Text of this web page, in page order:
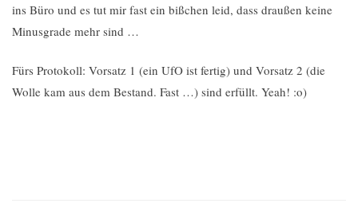
ins Büro und es tut mir fast ein bißchen leid, dass draußen keine
Minusgrade mehr sind …
Fürs Protokoll: Vorsatz 1 (ein UfO ist fertig) und Vorsatz 2 (die
Wolle kam aus dem Bestand. Fast …) sind erfüllt. Yeah! :o)